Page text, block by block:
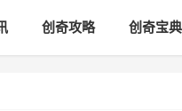
创奇攻略 创奇宝典